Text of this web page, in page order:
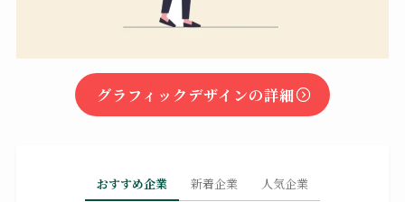
グラフィックデザインの詳細
おすすめ企業 新着企業 人気企業